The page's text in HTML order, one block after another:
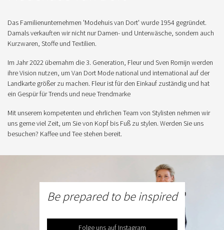
Das Familienunternehmen 'Modehuis van Dort' wurde 1954 gegründet.
Damals verkauften wir nicht nur Damen- und Unterwäsche, sondern auch
Kurzwaren, Stoffe und Textilien.
Im Jahr 2022 übernahm die 3. Generation, Fleur und Sven Romijn werden
ihre Vision nutzen, um Van Dort Mode national und international auf der
Landkarte größer zu machen. Fleur ist für den Einkauf zuständig und hat
ein Gespür für Trends und neue Trendmarke
Mit unserem kompetenten und ehrlichen Team von Stylisten nehmen wir
uns gerne viel Zeit, um Sie von Kopf bis Fuß zu stylen. Werden Sie uns
besuchen? Kaffee und Tee stehen bereit.
Be prepared to be inspired
Folge uns auf Instagram